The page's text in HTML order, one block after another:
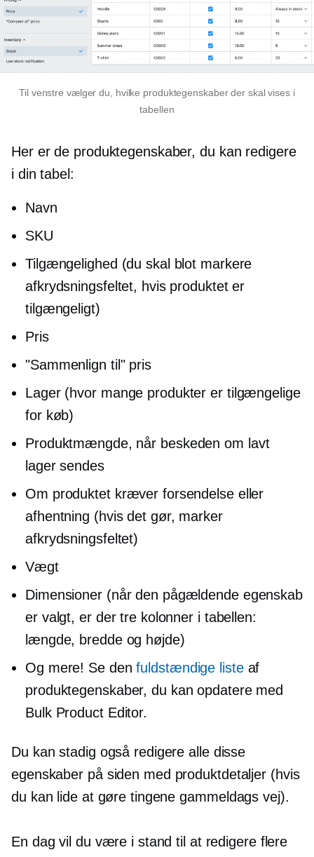
Til venstre vælger du, hvilke produktegenskaber der skal vises i
tabellen
Her er de produktegenskaber, du kan redigere
i din tabel:
Navn
SKU
Tilgængelighed (du skal blot markere
afkrydsningsfeltet, hvis produktet er
tilgængeligt)
Pris
"Sammenlign til" pris
Lager (hvor mange produkter er tilgængelige
for køb)
Produktmængde, når beskeden om lavt
lager sendes
Om produktet kræver forsendelse eller
afhentning (hvis det gør, marker
afkrydsningsfeltet)
Vægt
Dimensioner (når den pågældende egenskab
er valgt, er der tre kolonner i tabellen:
længde, bredde og højde)
Og mere! Se denfuldstændige listeaf
produktegenskaber, du kan opdatere med
Bulk Product Editor.
Du kan stadig også redigere alle disse
egenskaber på siden med produktdetaljer (hvis
du kan lide at gøre tingenegammeldags vej).
En dag vil du være i stand til at redigere flere